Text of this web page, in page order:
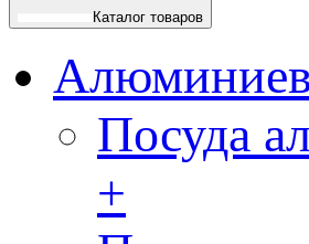
Каталог товаров
Посуда
+